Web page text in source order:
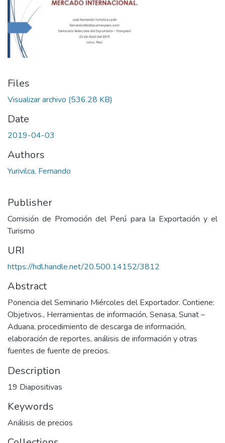
Files
Visualizar archivo (536.28 KB)
Date
2019-04-03
Authors
Yurivilca, Fernando
Publisher
Comisión de Promoción del Perú para la Exportación y el
Turismo
URI
https://hdl.handle.net/20.500.14152/3812
Abstract
Ponencia del Seminario Miércoles del Exportador. Contiene:
Objetivos., Herramientas de información, Senasa, Sunat –
Aduana, procedimiento de descarga de información,
elaboración de reportes, análisis de información y otras
fuentes de fuente de precios.
Description
19 Diapositivas
Keywords
Análisis de precios